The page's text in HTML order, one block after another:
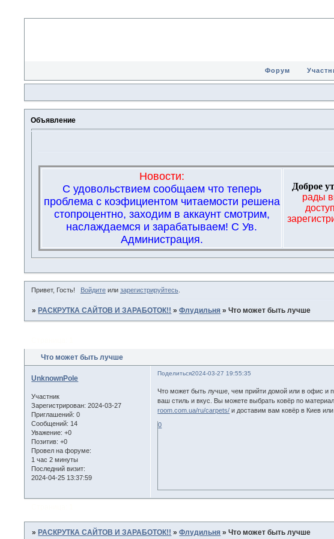
Форум
Объявление
Новости:
С удовольствием сообщаем что теперь
проблема с коэфициентом читаемости решена
стопроцентно, заходим в аккаунт смотрим,
наслаждаемся и зарабатываем! С Ув.
Администрация.
Доброе
рады
Привет, Гость! Войдитеили зарегистрируйтесь.
» РАСКРУТКА САЙТОВ И ЗАРАБОТОК!! »Флудильня »Что может быть лучше
Что может быть лучше
Поделиться2024-03-27 19:55:35
UnknownPole
Участник
Зарегистрирован: 2024-03-27
Приглашений: 0
Сообщений: 14
Уважение: +0
Позитив: +0
Провел на форуме:
1 час 2 минуты
Последний визит:
2024-04-25 13:37:59
Что может быть лучше, чем прийти домой или в офис и
ваш стиль и вкус. Вы можете выбрать ковёр по
room.com.ua/ru/carpets/ и доставим вам ковёр в Киев или
0
»РАСКРУТКА САЙТОВ И ЗАРАБОТОК!! »Флудильня »Что может быть лучше